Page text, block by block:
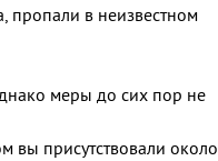
пропали в неизвестном
меры до сих пор не
вы присутствовали около